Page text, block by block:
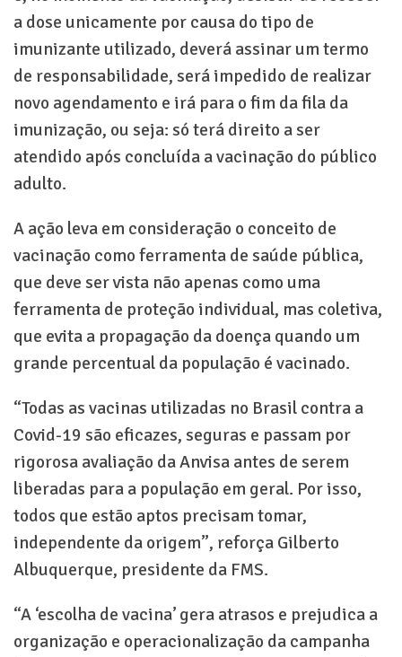
a dose unicamente por causa do tipo de
imunizante utilizado, deverá assinar um termo
de responsabilidade, será impedido de realizar
novo agendamento e irá para o fim da fila da
imunização, ou seja: só terá direito a ser
atendido após concluída a vacinação do público
adulto.
A ação leva em consideração o conceito de
vacinação como ferramenta de saúde pública,
que deve ser vista não apenas como uma
ferramenta de proteção individual, mas coletiva,
que evita a propagação da doença quando um
grande percentual da população é vacinado.
“Todas as vacinas utilizadas no Brasil contra a
Covid-19 são eficazes, seguras e passam por
rigorosa avaliação da Anvisa antes de serem
liberadas para a população em geral. Por isso,
todos que estão aptos precisam tomar,
independente da origem”, reforça Gilberto
Albuquerque, presidente da FMS.
“A ‘escolha de vacina’ gera atrasos e prejudica a
organização e operacionalização da campanha